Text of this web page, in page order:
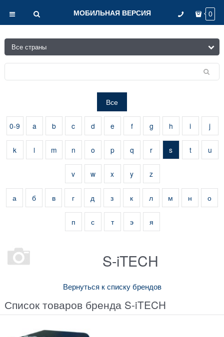
МОБИЛЬНАЯ ВЕРСИЯ 0
Все
0-9 a b c d e f g h i j
k l m n o p q r s t u
v w x y z
а б в г д з к л м н о
п с т э я
S-iTECH
Вернуться к списку брендов
Список товаров бренда S-iTECH